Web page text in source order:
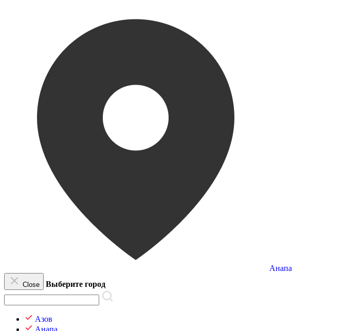
Анапа
Close Выберите город
Азов
Анапа